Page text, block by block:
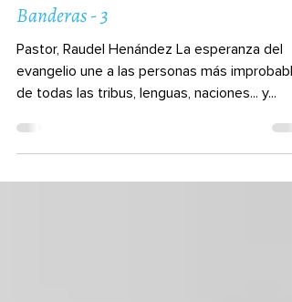
Banderas - 3
Pastor, Raudel Henández La esperanza del
de todas las tribus, lenguas, naciones... y...